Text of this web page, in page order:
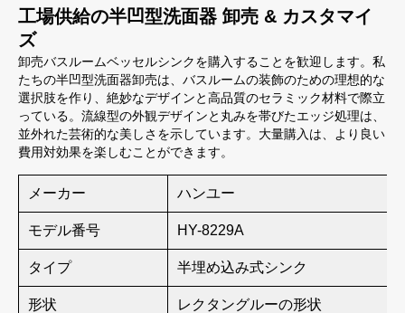
工場供給の半凹型洗面器 卸売 & カスタマイ
ズ
卸売バスルームベッセルシンクを購入することを歓迎します。私
たちの半凹型洗面器卸売は、バスルームの装飾のための理想的な
選択肢を作り、絶妙なデザインと高品質のセラミック材料で際立
っている。流線型の外観デザインと丸みを帯びたエッジ処理は、
並外れた芸術的な美しさを示しています。大量購入は、より良い
費用対効果を楽しむことができます。
メーカー ハンユー
モデル番号 HY-8229A
タイプ 半埋め込み式シンク
形状 レクタングルーの形状